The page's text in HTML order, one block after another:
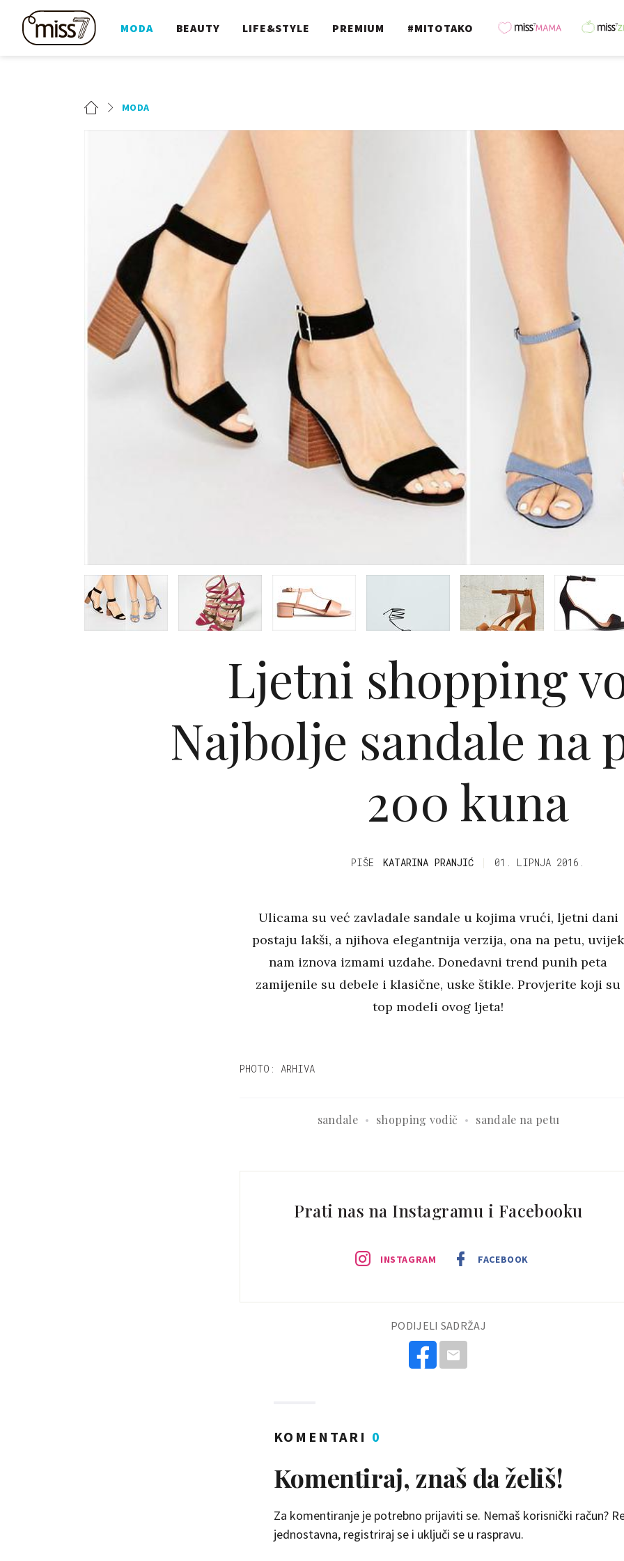
MODA BEAUTY LIFE&STYLE PREMIUM #MITOTAKO
MODA
Ljetni shopping
Najbolje sandale na
200 kuna
PIŠE KATARINA PRANJIĆ 01. LIPNJA 2016.
Ulicama su već zavladale sandale u kojima vrući, ljetni dani
postaju lakši, a njihova elegantnija verzija, ona na petu, uvijek
nam iznova izmami uzdahe. Donedavni trend punih peta
zamijenile su debele i klasične, uske štikle. Provjerite koji su
top modeli ovog ljeta!
PHOTO: ARHIVA
sandale shopping vodič sandale na petu
Prati nas na Instagramu i Facebooku
INSTAGRAM FACEBOOK
PODIJELI SADRŽAJ
KOMENTARI 0
Komentiraj, znaš da želiš!
Za komentiranje je potrebno prijaviti se. Nemaš korisnički račun?
jednostavna, registriraj se i uključi se u raspravu.